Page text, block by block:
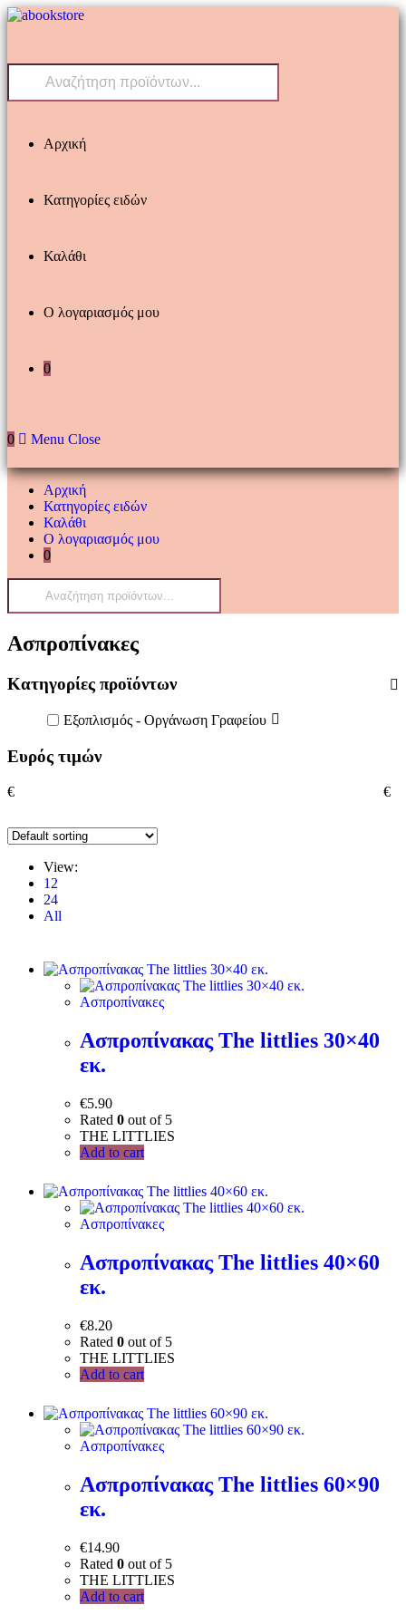
Skip
Products
Αρχική
Κατηγορίες ειδών
Καλάθι
Ο λογαριασμός μου
0
0 Menu Close
Αρχική
Κατηγορίες ειδών
Καλάθι
Ο λογαριασμός μου
0
Products
Ασπροπίνακες
Κατηγορίες προϊόντων
Εξοπλισμός - Οργάνωση Γραφείου
Ευρός τιμών
€ €
View:
12
24
All
Ασπροπίνακες
Ασπροπίνακας The littlies 30×40
εκ.
€5.90
Rated 0 out of 5
THE LITTLIES
Add to cart
Ασπροπίνακες
Ασπροπίνακας The littlies 40×60
εκ.
€8.20
Rated 0 out of 5
THE LITTLIES
Add to cart
Ασπροπίνακες
Ασπροπίνακας The littlies 60×90
εκ.
€14.90
Rated 0 out of 5
THE LITTLIES
Add to cart